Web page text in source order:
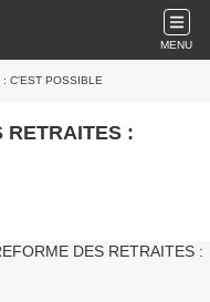
MENU
: C'EST POSSIBLE
RETRAITES :